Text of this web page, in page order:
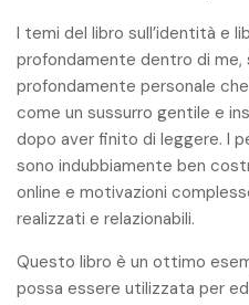
I temi del libro sull’identità e
profondamente dentro di me,
profondamente personale
come un sussurro gentile e
dopo aver finito di leggere. I
sono indubbiamente ben
online e motivazioni
realizzati e relazionabili.
Questo libro è un ottimo
possa essere utilizzata per